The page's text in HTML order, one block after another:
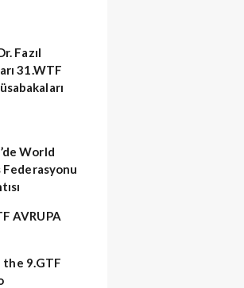
Fazıl
31.WTF
World
AVRUPA
9.GTF